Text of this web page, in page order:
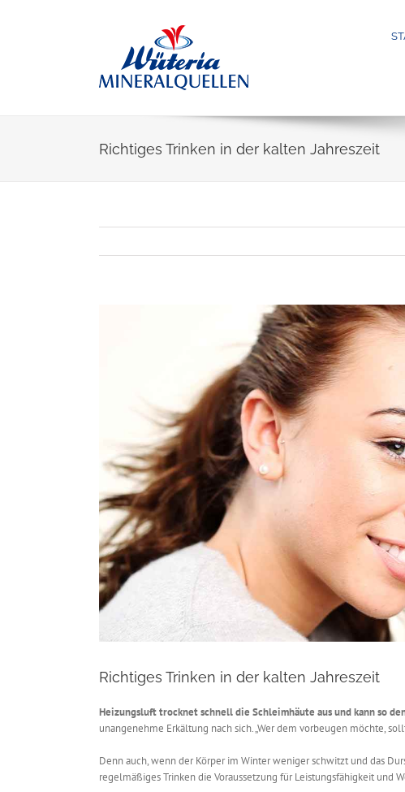
Richtiges Trinken in der kalten Jahreszeit
Richtiges Trinken in der kalten Jahreszeit
Heizungsluft trocknet schnell die Schleimhäute aus und kann so
unangenehme Erkältung nach sich. „Wer dem vorbeugen möchte,
Denn auch, wenn der Körper im Winter weniger schwitzt und das
regelmäßiges Trinken die Voraussetzung für Leistungsfähigkeit